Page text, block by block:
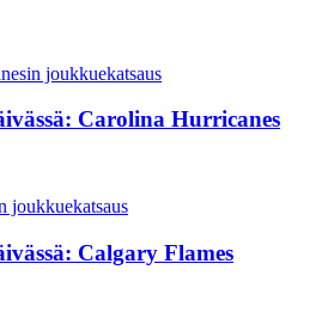
Carolina Hurricanes
Calgary Flames